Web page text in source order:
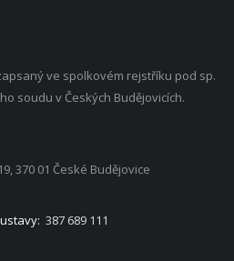
ve spolkovém rejstříku pod sp.
soudu v Českých Budějovicích.
370 01 České Budějovice
387 689 111